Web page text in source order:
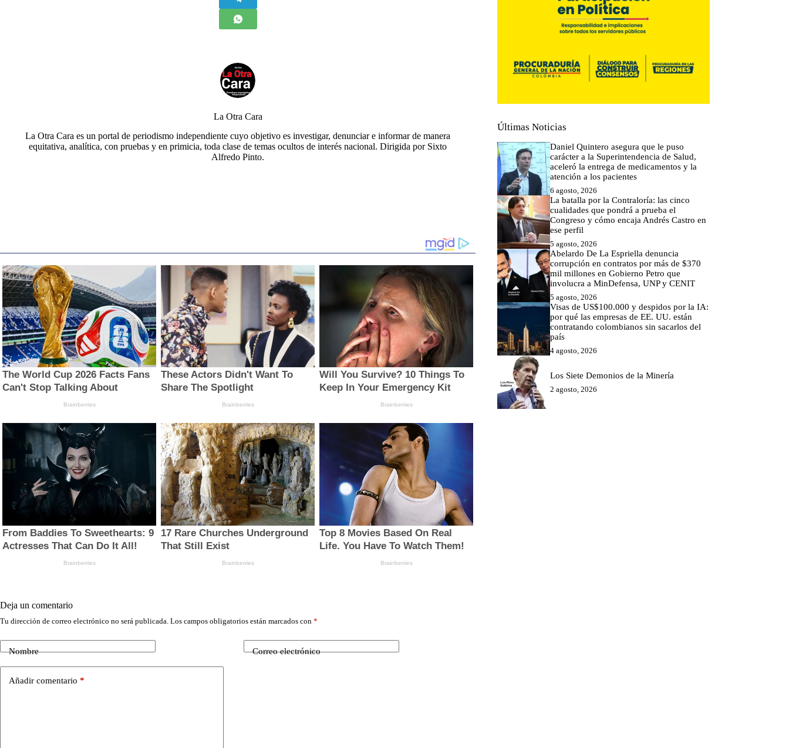
La Otra Cara
La Otra Cara es un portal de periodismo independiente cuyo objetivo es investigar, denunciar e informar de manera
equitativa, analítica, con pruebas y en primicia, toda clase de temas ocultos de interés nacional. Dirigida por Sixto
Alfredo Pinto.
Deja un comentario
Tu dirección de correo electrónico no será publicada. Los campos obligatorios están marcados con *
Nombre Correo electrónico
Añadir comentario *
Últimas Noticias
Daniel Quintero asegura que le puso
carácter a la Superintendencia de Salud,
aceleró la entrega de medicamentos y la
atención a los pacientes
6 agosto, 2026
La batalla por la Contraloría: las cinco
cualidades que pondrá a prueba el
Congreso y cómo encaja Andrés Castro en
ese perfil
5 agosto, 2026
Abelardo De La Espriella denuncia
corrupción en contratos por más de $370
mil millones en Gobierno Petro que
involucra a MinDefensa, UNP y CENIT
5 agosto, 2026
Visas de US$100.000 y despidos por la IA:
por qué las empresas de EE. UU. están
contratando colombianos sin sacarlos del
país
4 agosto, 2026
Los Siete Demonios de la Minería
2 agosto, 2026